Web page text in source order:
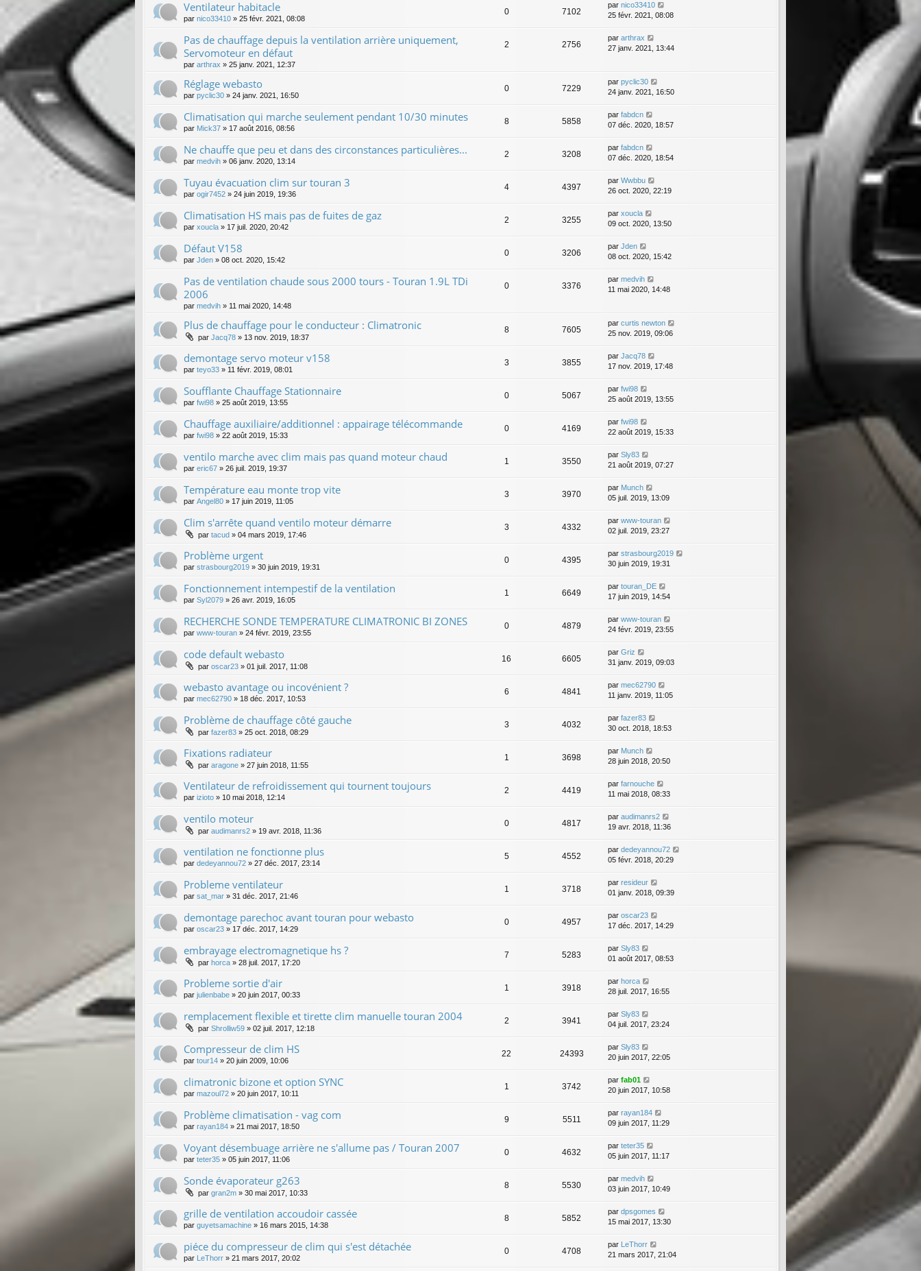
Ventilateur habitacle
par nico33410 » 25 févr. 2021, 08:08
0 7102
par nico33410
25 févr. 2021, 08:08
Pas de chauffage depuis la ventilation arrière uniquement,
Servomoteur en défaut
par arthrax » 25 janv. 2021, 12:37
2 2756
par arthrax
27 janv. 2021, 13:44
Réglage webasto
par pyclic30 » 24 janv. 2021, 16:50
0 7229
par pyclic30
24 janv. 2021, 16:50
Climatisation qui marche seulement pendant 10/30 minutes
par Mick37 » 17 août 2016, 08:56
8 5858
par fabdcn
07 déc. 2020, 18:57
Ne chauffe que peu et dans des circonstances particulières...
par medvih » 06 janv. 2020, 13:14
2 3208
par fabdcn
07 déc. 2020, 18:54
Tuyau évacuation clim sur touran 3
par ogir7452 » 24 juin 2019, 19:36
4 4397
par Wwbbu
26 oct. 2020, 22:19
Climatisation HS mais pas de fuites de gaz
par xoucla » 17 juil. 2020, 20:42
2 3255
par xoucla
09 oct. 2020, 13:50
Défaut V158
par Jden » 08 oct. 2020, 15:42
0 3206
par Jden
08 oct. 2020, 15:42
Pas de ventilation chaude sous 2000 tours - Touran 1.9L TDi
2006
par medvih » 11 mai 2020, 14:48
0 3376
par medvih
11 mai 2020, 14:48
Plus de chauffage pour le conducteur : Climatronic
par Jacq78 » 13 nov. 2019, 18:37
8 7605
par curtis newton
25 nov. 2019, 09:06
demontage servo moteur v158
par teyo33 » 11 févr. 2019, 08:01
3 3855
par Jacq78
17 nov. 2019, 17:48
Soufflante Chauffage Stationnaire
par fwi98 » 25 août 2019, 13:55
0 5067
par fwi98
25 août 2019, 13:55
Chauffage auxiliaire/additionnel : appairage télécommande
par fwi98 » 22 août 2019, 15:33
0 4169
par fwi98
22 août 2019, 15:33
ventilo marche avec clim mais pas quand moteur chaud
par eric67 » 26 juil. 2019, 19:37
1 3550
par Sly83
21 août 2019, 07:27
Température eau monte trop vite
par Angel80 » 17 juin 2019, 11:05
3 3970
par Munch
05 juil. 2019, 13:09
Clim s'arrête quand ventilo moteur démarre
par tacud » 04 mars 2019, 17:46
3 4332
par www-touran
02 juil. 2019, 23:27
Problème urgent
par strasbourg2019 » 30 juin 2019, 19:31
0 4395
par strasbourg2019
30 juin 2019, 19:31
Fonctionnement intempestif de la ventilation
par Syl2079 » 26 avr. 2019, 16:05
1 6649
par touran_DE
17 juin 2019, 14:54
RECHERCHE SONDE TEMPERATURE CLIMATRONIC BI ZONES
par www-touran » 24 févr. 2019, 23:55
0 4879
par www-touran
24 févr. 2019, 23:55
code default webasto
par oscar23 » 01 juil. 2017, 11:08
16 6605
par Griz
31 janv. 2019, 09:03
webasto avantage ou incovénient ?
par mec62790 » 18 déc. 2017, 10:53
6 4841
par mec62790
11 janv. 2019, 11:05
Problème de chauffage côté gauche
par fazer83 » 25 oct. 2018, 08:29
3 4032
par fazer83
30 oct. 2018, 18:53
Fixations radiateur
par aragone » 27 juin 2018, 11:55
1 3698
par Munch
28 juin 2018, 20:50
Ventilateur de refroidissement qui tournent toujours
par izioto » 10 mai 2018, 12:14
2 4419
par farnouche
11 mai 2018, 08:33
ventilo moteur
par audimanrs2 » 19 avr. 2018, 11:36
0 4817
par audimanrs2
19 avr. 2018, 11:36
ventilation ne fonctionne plus
par dedeyannou72 » 27 déc. 2017, 23:14
5 4552
par dedeyannou72
05 févr. 2018, 20:29
Probleme ventilateur
par sat_mar » 31 déc. 2017, 21:46
1 3718
par resideur
01 janv. 2018, 09:39
demontage parechoc avant touran pour webasto
par oscar23 » 17 déc. 2017, 14:29
0 4957
par oscar23
17 déc. 2017, 14:29
embrayage electromagnetique hs ?
par horca » 28 juil. 2017, 17:20
7 5283
par Sly83
01 août 2017, 08:53
Probleme sortie d'air
par julienbabe » 20 juin 2017, 00:33
1 3918
par horca
28 juil. 2017, 16:55
remplacement flexible et tirette clim manuelle touran 2004
par Shrolliw59 » 02 juil. 2017, 12:18
2 3941
par Sly83
04 juil. 2017, 23:24
Compresseur de clim HS
par tour14 » 20 juin 2009, 10:06
22 24393
par Sly83
20 juin 2017, 22:05
climatronic bizone et option SYNC
par mazoul72 » 20 juin 2017, 10:11
1 3742
par fab01
20 juin 2017, 10:58
Problème climatisation - vag com
par rayan184 » 21 mai 2017, 18:50
9 5511
par rayan184
09 juin 2017, 11:29
Voyant désembuage arrière ne s'allume pas / Touran 2007
par teter35 » 05 juin 2017, 11:06
0 4632
par teter35
05 juin 2017, 11:17
Sonde évaporateur g263
par gran2m » 30 mai 2017, 10:33
8 5530
par medvih
03 juin 2017, 10:49
grille de ventilation accoudoir cassée
par guyetsamachine » 16 mars 2015, 14:38
8 5852
par dpsgomes
15 mai 2017, 13:30
piéce du compresseur de clim qui s'est détachée
par LeThorr » 21 mars 2017, 20:02
0 4708
par LeThorr
21 mars 2017, 21:04